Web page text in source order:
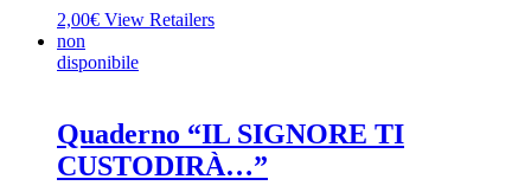
2,00€ View Retailers
non
disponibile
Quaderno “IL SIGNORE TI
CUSTODIRÀ…”